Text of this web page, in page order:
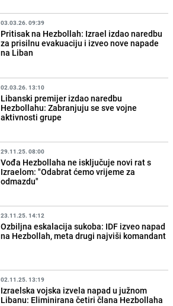
03.03.26. 09:39
Pritisak na Hezbollah: Izrael izdao naredbu
za prisilnu evakuaciju i izveo nove napade
na Liban
02.03.26. 13:10
Libanski premijer izdao naredbu
Hezbollahu: Zabranjuju se sve vojne
aktivnosti grupe
29.11.25. 08:00
Vođa Hezbollaha ne isključuje novi rat s
Izraelom: "Odabrat ćemo vrijeme za
odmazdu"
23.11.25. 14:12
Ozbiljna eskalacija sukoba: IDF izveo napad
na Hezbollah, meta drugi najviši komandant
02.11.25. 13:19
Izraelska vojska izvela napad u južnom
Libanu: Eliminirana četiri člana Hezbollaha